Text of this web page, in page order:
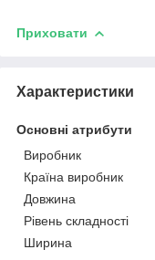
Приховати
Характеристики
Основні атрибути
Виробник
Країна виробник
Довжина
Рівень складності
Ширина